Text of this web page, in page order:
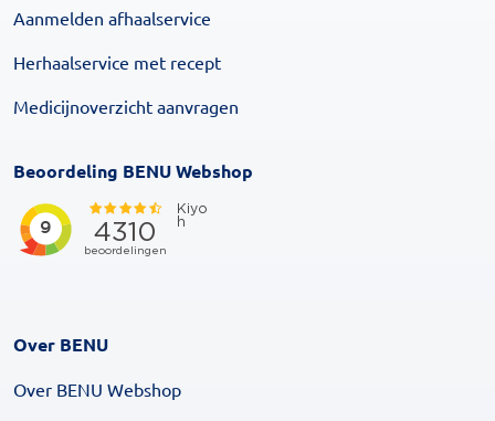
Aanmelden afhaalservice
Herhaalservice met recept
Medicijnoverzicht aanvragen
Beoordeling BENU Webshop
Over BENU
Over BENU Webshop